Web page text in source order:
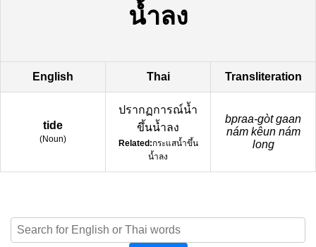
น้ำลง
English Thai Transliteration
tide
(Noun)
ปรากฏการณ์น้ำ
ขึ้นน้ำลง
Related:กระแสน้ำขึ้น
น้ำลง
bpraa-gòt gaan
nám kêun nám
long